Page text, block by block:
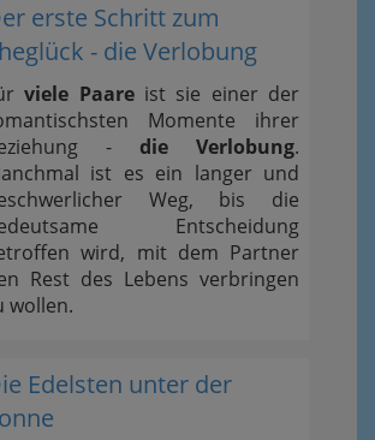
erste Schritt zum
- die Verlobung
viele Paareist sie einer der
Momente ihrer
- die Verlobung.
ist es ein langer und
Weg, bis die
Entscheidung
wird, mit dem Partner
Rest des Lebens verbringen
wollen.
Edelsten unter der